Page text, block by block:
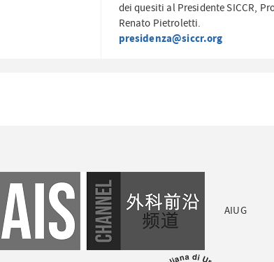
dei quesiti al Presidente SICCR,
Renato Pietroletti.
presidenza@siccr.org
AIUG